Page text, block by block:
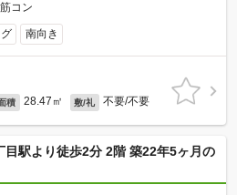
コン
南向き
積 28.47㎡ 敷/礼 不要/不要
目駅より徒歩2分 2階 築22年5ヶ月の